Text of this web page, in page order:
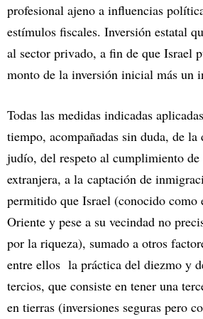
profesional ajeno a influencias
estímulos fiscales. Inversión estatal
al sector privado, a fin de que Israel
monto de la inversión inicial más un
Todas las medidas indicadas
tiempo, acompañadas sin duda, de
judío, del respeto al cumplimiento
extranjera, a la captación de
permitido que Israel (conocido
Oriente y pese a su vecindad no
por la riqueza), sumado a otros
entre ellos la práctica del diezmo y
tercios, que consiste en tener una
en tierras (inversiones seguras pero